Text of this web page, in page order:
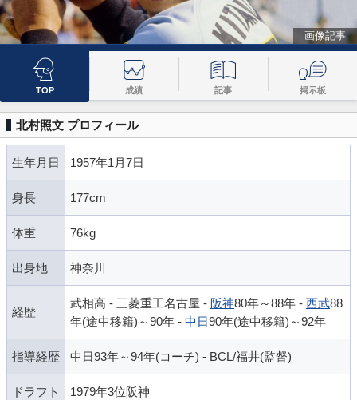
画像記事
TOP 成績 記事 掲示板
北村照文 プロフィール
生年月日 1957年1月7日
身長 177cm
体重 76kg
出身地 神奈川
経歴
武相高 - 三菱重工名古屋 - 阪神80年～88年 - 西武88
年(途中移籍)～90年 - 中日90年(途中移籍)～92年
指導経歴 中日93年～94年(コーチ) - BCL/福井(監督)
ドラフト 1979年3位阪神